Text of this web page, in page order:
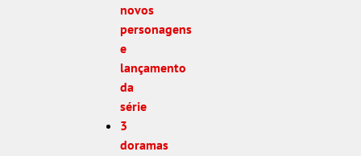
novos
personagens
e
lançamento
da
série
3
doramas